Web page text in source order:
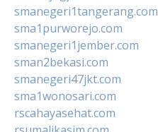
smanegeri1tangerang.com
sma1purworejo.com
smanegeri1jember.com
sman2bekasi.com
smanegeri47jkt.com
sma1wonosari.com
rscahayasehat.com